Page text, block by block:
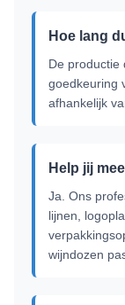
Hoe lang
De productie
goedkeuring
afhankelijk
Help jij
Ja. Ons
lijnen,
wijndozen